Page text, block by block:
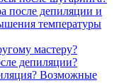
после депиляции и
температуры
мастеру?
депиляции?
Возможные